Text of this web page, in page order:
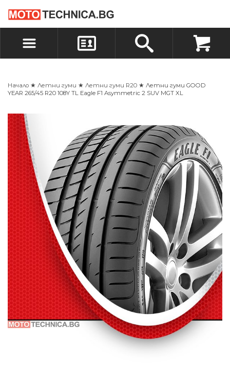
ВХОД
БЪРЗА ПОРЪЧКА ПОРЪЧКА
Начало ★ Летни гуми ★ Летни гуми R20 ★ Летни гуми GOOD
YEAR 265/45 R20 108Y TL Eagle F1 Asymmetric 2 SUV MGT XL